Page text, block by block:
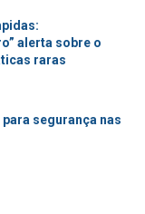
alerta sobre o
raras
segurança nas